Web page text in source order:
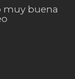
muy buena